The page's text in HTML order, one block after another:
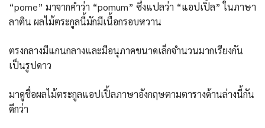
“pome” มาจากคำว่า “pomum” ซึ่งแปลว่า “แอปเปิ้ล” ในภาษา
ลาติน ผลไม้ตระกูลนี้มักมีเนื้อกรอบหวาน
ตรงกลางมีแกนกลางและมีอนุภาคขนาดเล็กจำนวนมากเรียงกัน
เป็นรูปดาว
มาดูชื่อผลไม้ตระกูลแอปเปิ้ลภาษาอังกฤษตามตารางด้านล่างนี้กัน
ดีกว่า